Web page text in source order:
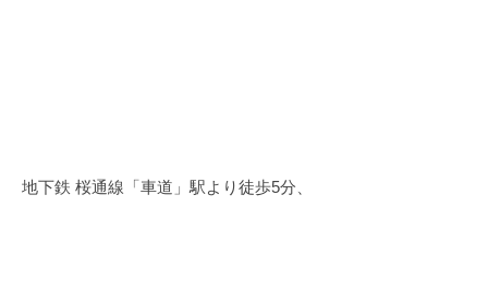
地下鉄 桜通線「車道」駅より徒歩5分、